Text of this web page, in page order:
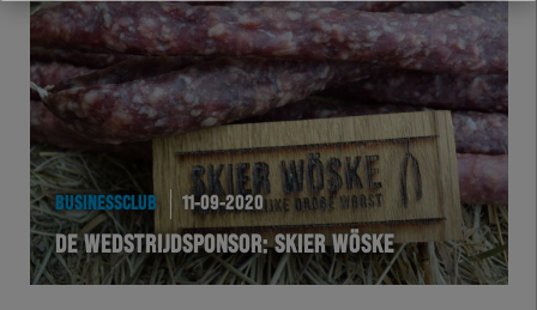
BUSINESSCLUB 11-09-2020
DE WEDSTRIJDSPONSOR: SKIER WÖSKE